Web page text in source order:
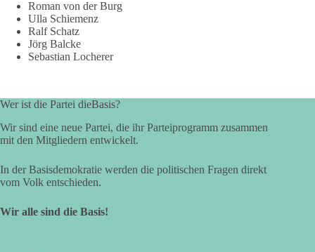
Roman von der Burg
Ulla Schiemenz
Ralf Schatz
Jörg Balcke
Sebastian Locherer
Wer ist die Partei dieBasis?
Wir sind eine neue Partei, die ihr Parteiprogramm zusammen
mit den Mitgliedern entwickelt.
In der Basisdemokratie werden die politischen Fragen direkt
vom Volk entschieden.
Wir alle sind die Basis!